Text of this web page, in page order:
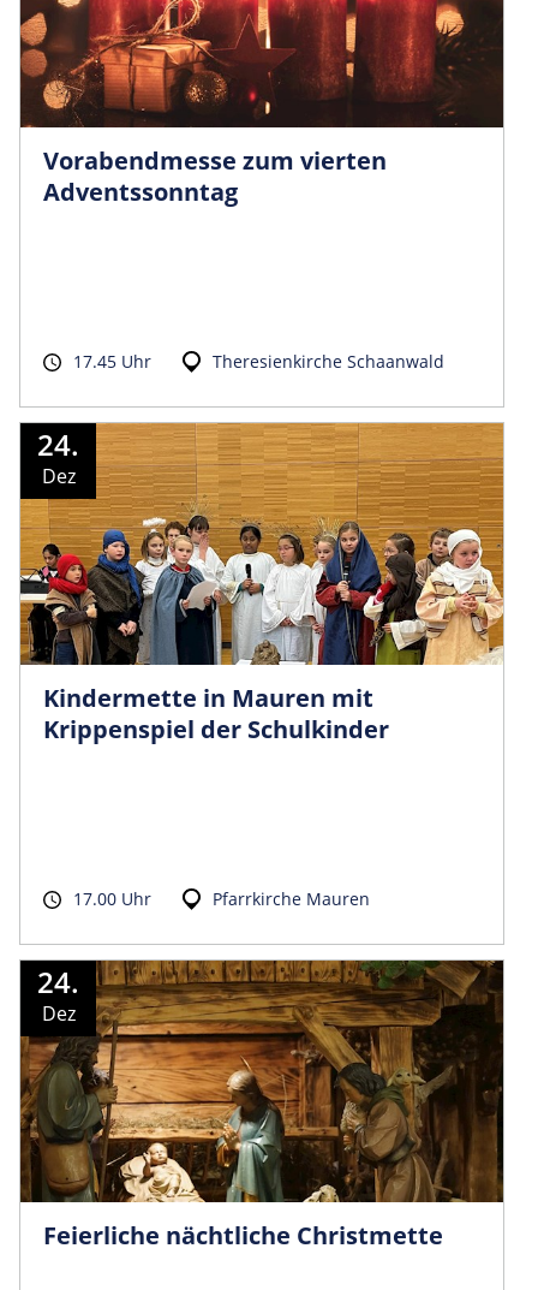
Vorabendmesse zum vierten
Adventssonntag
17.45 Uhr Theresienkirche Schaanwald
24.
Dez
Kindermette in Mauren mit
Krippenspiel der Schulkinder
17.00 Uhr Pfarrkirche Mauren
24.
Dez
Feierliche nächtliche Christmette